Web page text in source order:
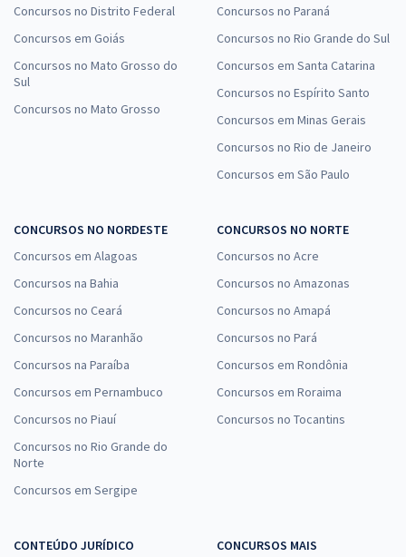
Concursos no Distrito Federal
Concursos em Goiás
Concursos no Mato Grosso do
Sul
Concursos no Mato Grosso
Concursos no Paraná
Concursos no Rio Grande do Sul
Concursos em Santa Catarina
Concursos no Espírito Santo
Concursos em Minas Gerais
Concursos no Rio de Janeiro
Concursos em São Paulo
CONCURSOS NO NORDESTE
Concursos em Alagoas
Concursos na Bahia
Concursos no Ceará
Concursos no Maranhão
Concursos na Paraíba
Concursos em Pernambuco
Concursos no Piauí
Concursos no Rio Grande do
Norte
Concursos em Sergipe
CONCURSOS NO NORTE
Concursos no Acre
Concursos no Amazonas
Concursos no Amapá
Concursos no Pará
Concursos em Rondônia
Concursos em Roraima
Concursos no Tocantins
CONTEÚDO JURÍDICO
CONCURSOS MAIS